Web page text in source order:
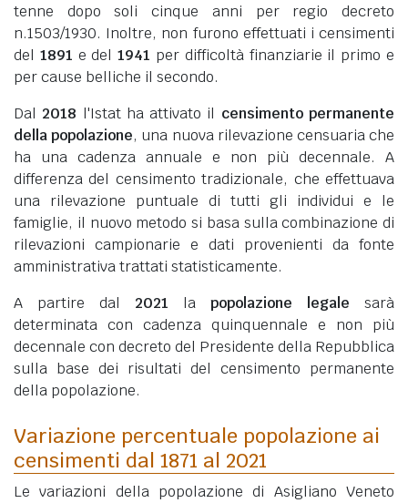
tenne dopo soli cinque anni per regio decreto
n.1503/1930. Inoltre, non furono effettuati i censimenti
del 1891 e del1941 per difficoltà finanziarie il primo e
per cause belliche il secondo.
Dal 2018 l'Istat ha attivato il censimento permanente
della popolazione, una nuova rilevazione censuaria che
ha una cadenza annuale e non più decennale. A
differenza del censimento tradizionale, che effettuava
una rilevazione puntuale di tutti gli individui e le
famiglie, il nuovo metodo si basa sulla combinazione di
rilevazioni campionarie e dati provenienti da fonte
amministrativa trattati statisticamente.
A partire dal 2021 la popolazione legale sarà
determinata con cadenza quinquennale e non più
decennale con decreto del Presidente della Repubblica
sulla base dei risultati del censimento permanente
della popolazione.
Variazione percentuale popolazione ai
censimenti dal 1871 al 2021
Le variazioni della popolazione di Asigliano Veneto